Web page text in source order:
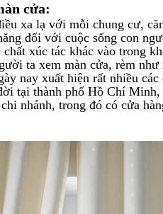
cửa:
xa lạ với mỗi chung cư,
đối với cuộc sống con
xúc tác khác vào trong
ta xem màn cửa, rèm
nay xuất hiện rất nhiều
tại thành phố Hồ Chí
nhánh, trong đó có cửa